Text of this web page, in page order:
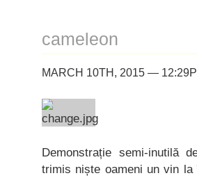
cameleon
MARCH 10TH, 2015 —
Demonstrație semi-inutilă
trimis niște oameni un vin